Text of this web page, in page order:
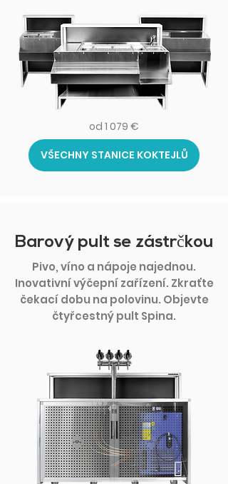
od 1 079 €
VŠECHNY STANICE KOKTEJLŮ
Barový pult se zástrčkou
Pivo, víno a nápoje najednou.
Inovativní výčepní zařízení. Zkraťte
čekací dobu na polovinu. Objevte
čtyřcestný pult Spina.